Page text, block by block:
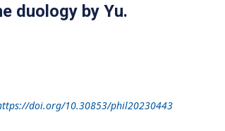
duology by Yu.
doi.org/10.30853/phil20230443